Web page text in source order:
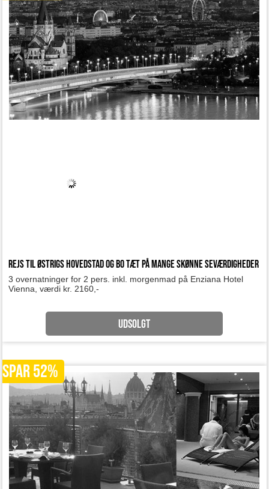
Rejs til Østrigs hovedstad og bo tæt på mange skønne seværdigheder
3 overnatninger for 2 pers. inkl. morgenmad på Enziana Hotel
Vienna, værdi kr. 2160,-
UDSOLGT
SPAR 52%